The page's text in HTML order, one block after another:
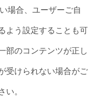
場合、ユーザーご自
よう設定することも可
部のコンテンツが正し
受けられない場合がご
い。